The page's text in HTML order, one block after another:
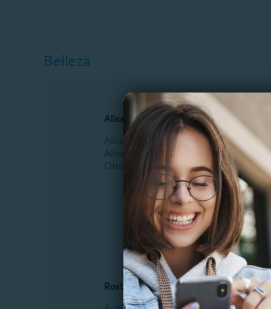
Belleza
Alisados
Alisado Brasilero
Alisado Keratina
Uñas
Otros
Rostro y piel